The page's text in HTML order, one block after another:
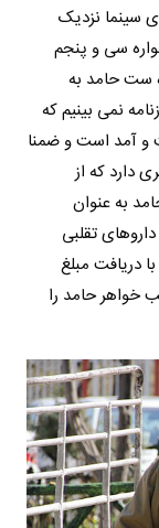
سینما نزدیک
سی و پنجم
ست حامد به
نمی بینیم که
و آمد است و ضمنا
دارد که از
به عنوان
تقلبی
دریافت مبلغ
خواهر حامد را